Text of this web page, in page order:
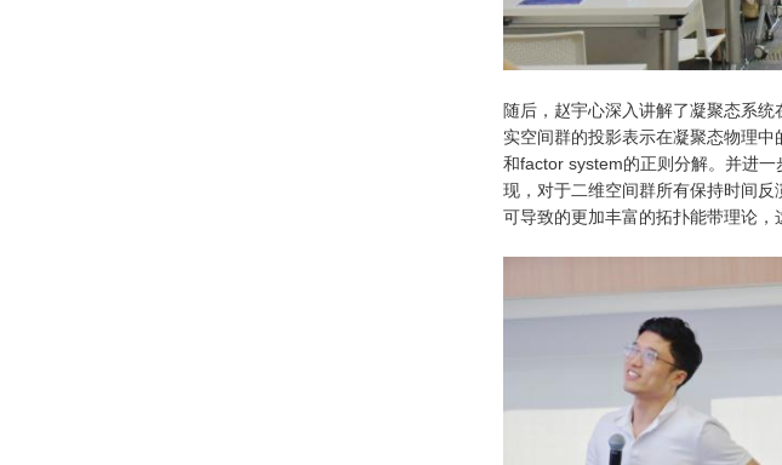
随后，赵宇心深入讲解了凝聚态系
实空间群的投影表示在凝聚态物理
和factor system的正则分解。并进
现，对于二维空间群所有保持时间
可导致的更加丰富的拓扑能带理论，